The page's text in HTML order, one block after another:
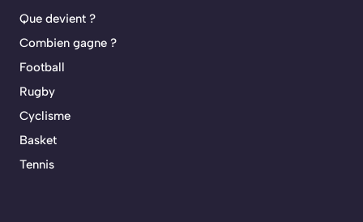
Que devient ?
Combien gagne ?
Football
Rugby
Cyclisme
Basket
Tennis